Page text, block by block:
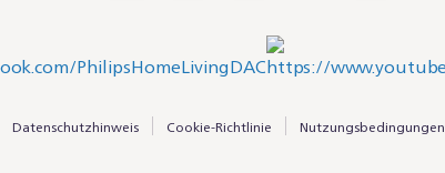
Datenschutzhinweis Cookie-Richtlinie Nutzungsbedingungen